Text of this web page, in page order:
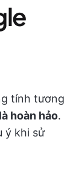
tính tương
hoàn hảo.
ý khi sử